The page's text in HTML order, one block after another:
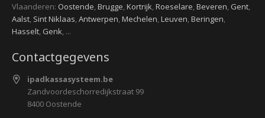
Vlaanderen: Oostende,Brugge,Kortrijk,Roeselare,Beveren, Gent,
Aalst, Sint Niklaas,Antwerpen,Mechelen,Leuven,Beringen,
Hasselt, Genk, ...
Contactgegevens
ipadkassasysteem.be
Zandvoordeschorredijkstraat 99
8400 Oostende